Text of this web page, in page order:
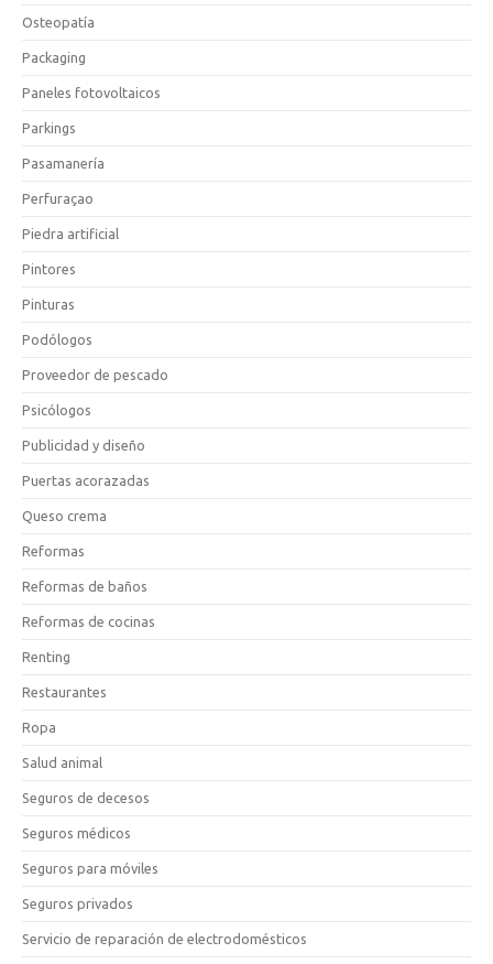
Osteopatía
Packaging
Paneles fotovoltaicos
Parkings
Pasamanería
Perfuraçao
Piedra artificial
Pintores
Pinturas
Podólogos
Proveedor de pescado
Psicólogos
Publicidad y diseño
Puertas acorazadas
Queso crema
Reformas
Reformas de baños
Reformas de cocinas
Renting
Restaurantes
Ropa
Salud animal
Seguros de decesos
Seguros médicos
Seguros para móviles
Seguros privados
Servicio de reparación de electrodomésticos